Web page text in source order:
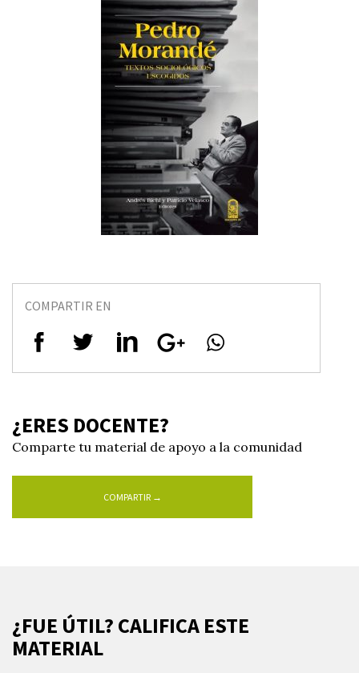
COMPARTIR EN
¿ERES DOCENTE?
Comparte tu material de apoyo a la comunidad
COMPARTIR →
¿FUE ÚTIL? CALIFICA ESTE
MATERIAL